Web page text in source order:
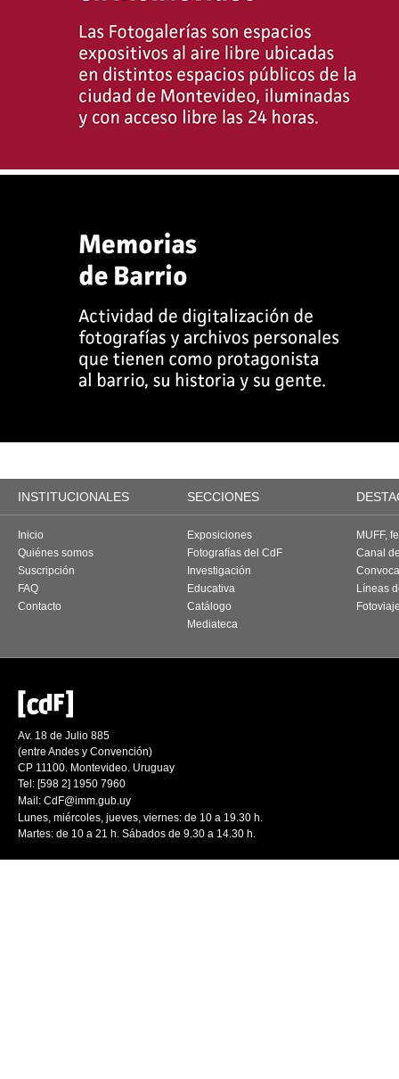
INSTITUCIONALES SECCIONES
Inicio
Quiénes somos
Suscripción
FAQ
Contacto
Exposiciones
Fotografías del CdF
Investigación
Educativa
Catálogo
Mediateca
MUFF,
Canal
Líneas
Av. 18 de Julio 885
(entre Andes y Convención)
CP 11100. Montevideo. Uruguay
Tel: [598 2] 1950 7960
Mail: CdF@imm.gub.uy
Lunes, miércoles, jueves, viernes: de 10 a 19.30 h.
Martes: de 10 a 21 h. Sábados de 9.30 a 14.30 h.